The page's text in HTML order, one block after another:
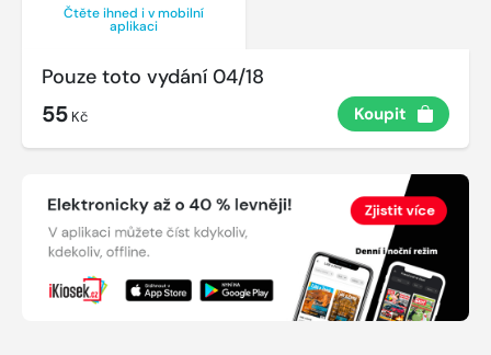
Čtěte ihned i v mobilní
aplikaci
Pouze toto vydání 04/18
55 Kč Koupit